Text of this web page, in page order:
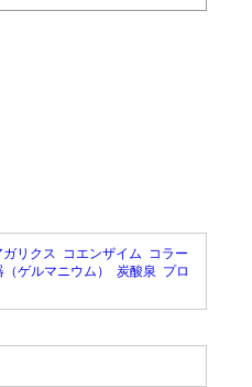
ガリクス コエンザイム コラー
（ゲルマニウム） 炭酸泉 プロ